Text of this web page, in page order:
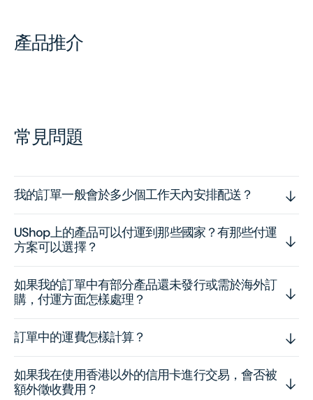
產品推介
常見問題
我的訂單一般會於多少個工作天內安排配送？
UShop上的產品可以付運到那些國家？有那些付運
方案可以選擇？
如果我的訂單中有部分產品還未發行或需於海外訂
購，付運方面怎樣處理？
訂單中的運費怎樣計算？
如果我在使用香港以外的信用卡進行交易，會否被
額外徵收費用？